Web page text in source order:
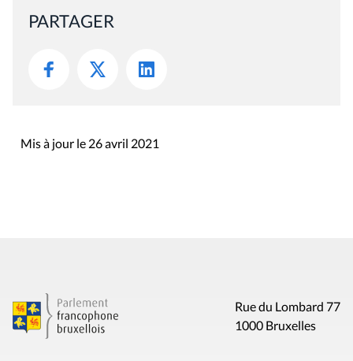
PARTAGER
Mis à jour le 26 avril 2021
Rue du Lombard 77
1000 Bruxelles